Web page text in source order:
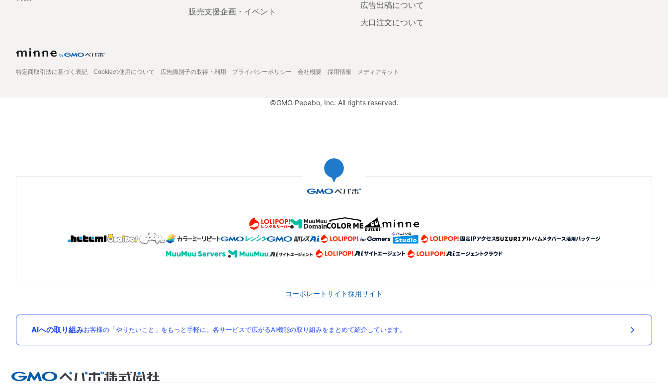
販売支援企画・イベント
広告出稿について
大口注文について
特定商取引法に基づく表記 Cookieの使用について 広告識別子の取得・利用 プライバシーポリシー 会社概要 採用情報 メディアキット
©GMO Pepabo, Inc. All rights reserved.
コーポレートサイト採用サイト
AIへの取り組みお客様の「やりたいこと」をもっと手軽に。各サービスで広がるAI機能の取り組みをまとめて紹介しています。